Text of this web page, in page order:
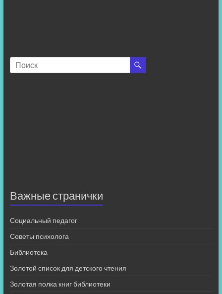
Важные странички
Социальный педагог
Советы психолога
Библиотека
Золотой список для детского чтения
Золотая полка книг библиотеки